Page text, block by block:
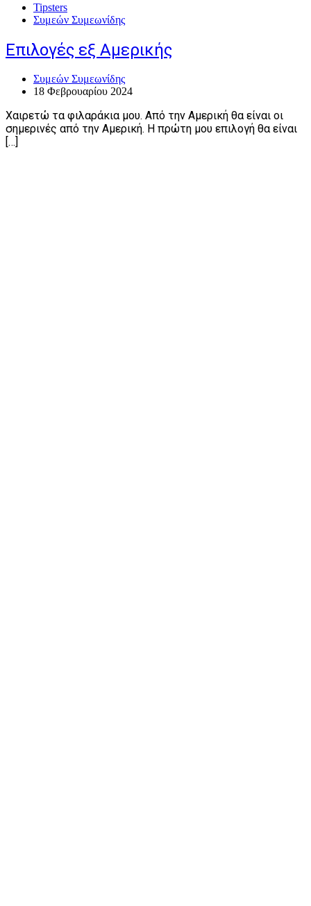
Tipsters
Συμεών Συμεωνίδης
Επιλογές εξ Αμερικής
Συμεών Συμεωνίδης
18 Φεβρουαρίου 2024
Χαιρετώ τα φιλαράκια μου. Από την Αμερική θα είναι οι
σημερινές από την Αμερική. Η πρώτη μου επιλογή θα είναι
[…]